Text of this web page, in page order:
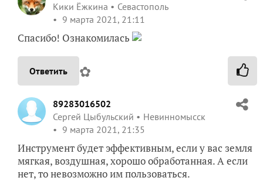
Кики Ёжкина
Севастополь
9 марта 2021, 21:11
Спасибо! Ознакомилась
Ответить ✿
89283016502
Сергей Цыбульский
Невинномысск
9 марта 2021, 21:35
Инструмент будет эффективным, если у вас земля
мягкая, воздушная, хорошо обработанная. А если
нет, то невозможно им пользоваться.